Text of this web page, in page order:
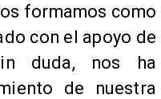
formamos como
con el apoyo de
duda, nos ha
de nuestra